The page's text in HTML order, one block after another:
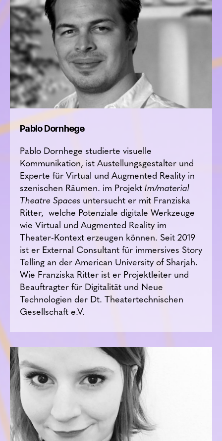
Pablo Dornhege
Pablo Dornhege studierte visuelle
Kommunikation, ist Austellungsgestalter und
Experte für Virtual und Augmented Reality in
szenischen Räumen. im ProjektIm/material
Theatre Spaces untersucht er mit Franziska
Ritter, welche Potenziale digitale Werkzeuge
wie Virtual und Augmented Reality im
Theater-Kontext erzeugen können. Seit 2019
ist er External Consultant für immersives Story
Telling an der American University of Sharjah.
Wie Franziska Ritter ist er Projektleiter und
Beauftragter für Digitalität und Neue
Technologien der Dt. Theatertechnischen
Gesellschaft e.V.